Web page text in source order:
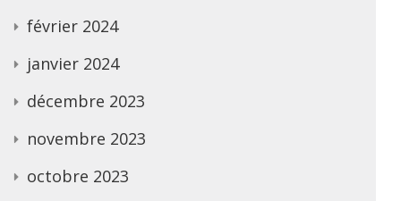
février 2024
janvier 2024
décembre 2023
novembre 2023
octobre 2023